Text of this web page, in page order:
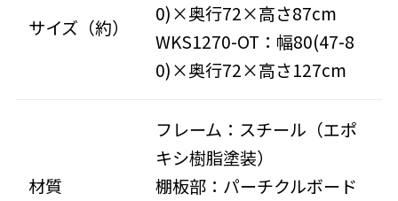
サイズ（約）
0)×奥行72×高さ87cm
WKS1270-OT：幅80(47-8
0)×奥行72×高さ127cm
材質
フレーム：スチール（エポ
キシ樹脂塗装）
棚板部：パーチクルボード